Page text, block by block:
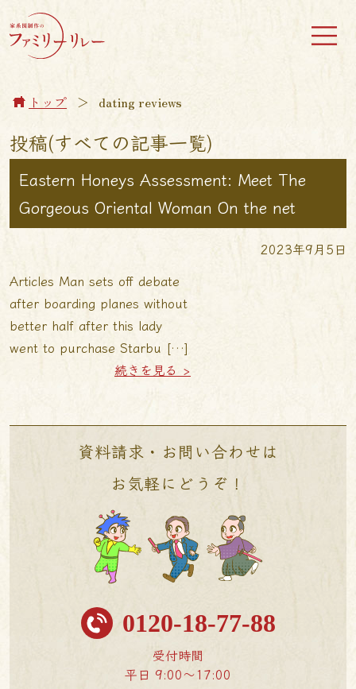
トップ ＞ dating reviews
投稿(すべての記事一覧)
Eastern Honeys Assessment: Meet The
Gorgeous Oriental Woman On the net
2023年9月5日
Articles Man sets off debate
after boarding planes without
better half after this lady
went to purchase Starbu […]
続きを見る >
資料請求・お問い合わせは
お気軽にどうぞ！
0120-18-77-88
受付時間
平日 9:00〜17:00